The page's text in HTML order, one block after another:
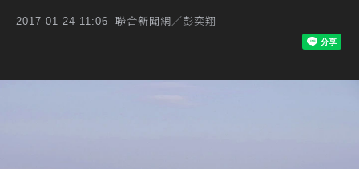
2017-01-24 11:06 聯合新聞網／彭奕翔